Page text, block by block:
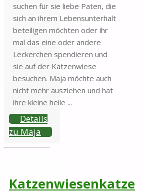
suchen für sie liebe Paten, die
sich an ihrem Lebensunterhalt
beteiligen möchten oder ihr
mal das eine oder andere
Leckerchen spendieren und
sie auf der Katzenwiese
besuchen. Maja möchte auch
nicht mehr ausziehen und hat
ihre kleine heile ...
Details
zu Maja
Katzenwiesenkatze